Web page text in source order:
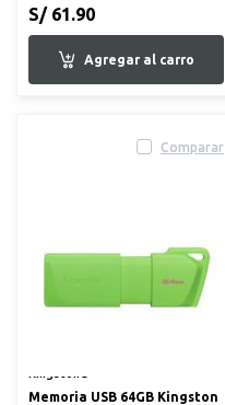
S/ 61.90
Comparar
Memoria USB 64GB Kingston